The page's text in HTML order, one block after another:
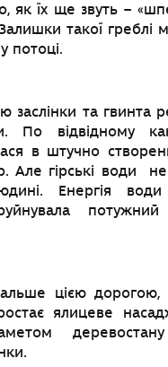
як їх ще звуть –
такої греблі
потоці.
заслінки та гвинта
По відвідному
в штучно
Але гірські води
Енергія
цією
ялицеве